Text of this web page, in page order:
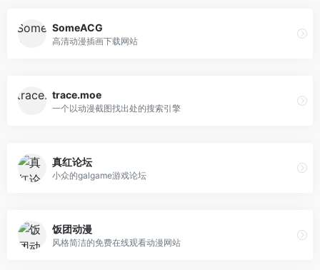
SomeACG
高清动漫插画下载网站
trace.moe
一个以动漫截图找出处的搜索引擎
真红论坛
小众的galgame游戏论坛
饭团动漫
风格简洁的免费在线观看动漫网站